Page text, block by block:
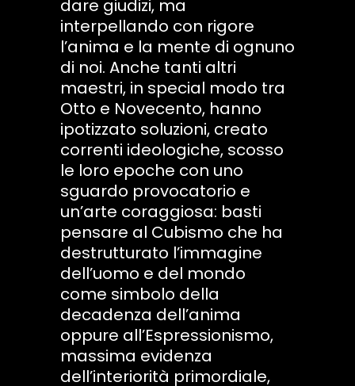
dare giudizi, ma
interpellando con rigore
l’anima e la mente di ognuno
di noi. Anche tanti altri
maestri, in special modo tra
Otto e Novecento, hanno
ipotizzato soluzioni, creato
correnti ideologiche, scosso
le loro epoche con uno
sguardo provocatorio e
un’arte coraggiosa: basti
pensare al Cubismo che ha
destrutturato l’immagine
dell’uomo e del mondo
come simbolo della
decadenza dell’anima
oppure all’Espressionismo,
massima evidenza
dell’interiorità primordiale,